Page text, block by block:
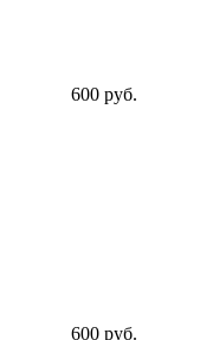
600 руб.
600 руб.